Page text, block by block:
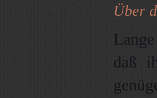
Über
daß